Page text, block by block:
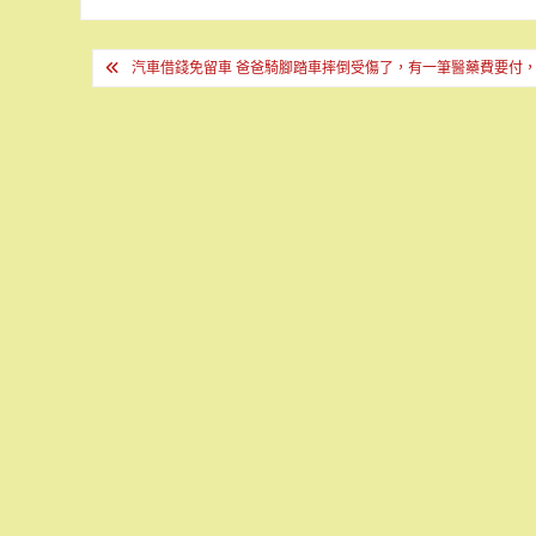
文 汽車借錢免留車 爸爸騎腳踏車摔倒受傷了，有一筆醫藥費要付